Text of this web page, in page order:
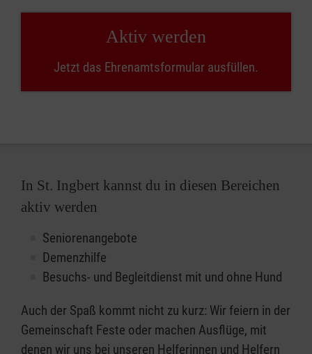
Aktiv werden
Jetzt das Ehrenamtsformular ausfüllen.
In St. Ingbert kannst du in diesen Bereichen
aktiv werden
Seniorenangebote
Demenzhilfe
Besuchs- und Begleitdienst mit und ohne Hund
Auch der Spaß kommt nicht zu kurz: Wir feiern in der
Gemeinschaft Feste oder machen Ausflüge, mit
denen wir uns bei unseren Helferinnen und Helfern